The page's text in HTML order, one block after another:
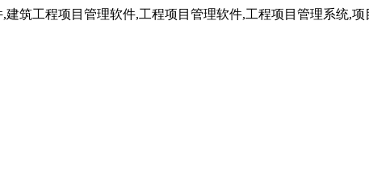
筑工程项目管理软件,工程项目管理软件,工程项目管理系统,